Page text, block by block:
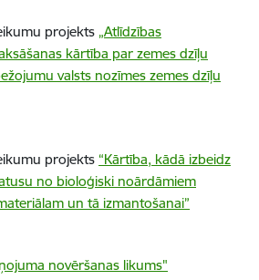
projekts „Atlīdzības
kārtība par zemes dzīļu
valsts nozīmes zemes dzīļu
projekts “Kārtība, kādā izbeidz
no bioloģiski noārdāmiem
un tā izmantošanai”
novēršanas likums"